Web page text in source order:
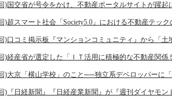
)国交省が号令をかけ、不動産ポータルサイトが躍起
)超スマート社会「Society5.0」における不動産テック
)口コミ掲示板『マンションコミュニティ』から「土
)経産省が選定した「ＩＴ活用に積極的な不動産関係
)大京「横山学校」のこと──独立系デベロッパーに
)『日経新聞』『日経産業新聞』が『週刊ダイヤモ